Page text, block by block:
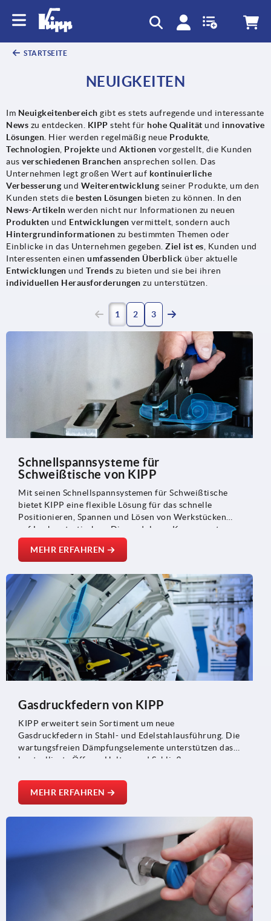
STARTSEITE
NEUIGKEITEN
Im Neuigkeitenbereich gibt es stets aufregende und interessante
News zu entdecken. KIPP steht für hohe Qualität und innovative
Lösungen. Hier werden regelmäßig neue Produkte,
Technologien, Projekte und Aktionen vorgestellt, die Kunden
aus verschiedenen Branchen ansprechen sollen. Das
Unternehmen legt großen Wert auf kontinuierliche
Verbesserung und Weiterentwicklung seiner Produkte, um den
Kunden stets die besten Lösungen bieten zu können. In den
News-Artikeln werden nicht nur Informationen zu neuen
Produkten und Entwicklungen vermittelt, sondern auch
Hintergrundinformationen zu bestimmten Themen oder
Einblicke in das Unternehmen gegeben. Ziel ist es, Kunden und
Interessenten einen umfassenden Überblick über aktuelle
Entwicklungen und Trends zu bieten und sie bei ihren
individuellen Herausforderungen zu unterstützen.
1 2 3
Schnellspannsysteme für
Schweißtische von KIPP
Mit seinen Schnellspannsystemen für Schweißtische
bietet KIPP eine flexible Lösung für das schnelle
Positionieren, Spannen und Lösen von Werkstücken
auf Lochrastertischen. Die modularen Komponenten
unterstützen effiziente Rüstprozesse und sorgen für
eine reproduzierbare Positionierung – ideal für den
Anlagenbau sowie die Metallverarbeitung.
MEHR ERFAHREN
Gasdruckfedern von KIPP
KIPP erweitert sein Sortiment um neue
Gasdruckfedern in Stahl- und Edelstahlausführung. Die
wartungsfreien Dämpfungselemente unterstützen das
kontrollierte Öffnen, Halten und Schließen von
eignen sich für Anwendungen im Maschinenbau, der
Medizintechnik sowie im Fahrzeug- und Anlagenbau.
MEHR ERFAHREN